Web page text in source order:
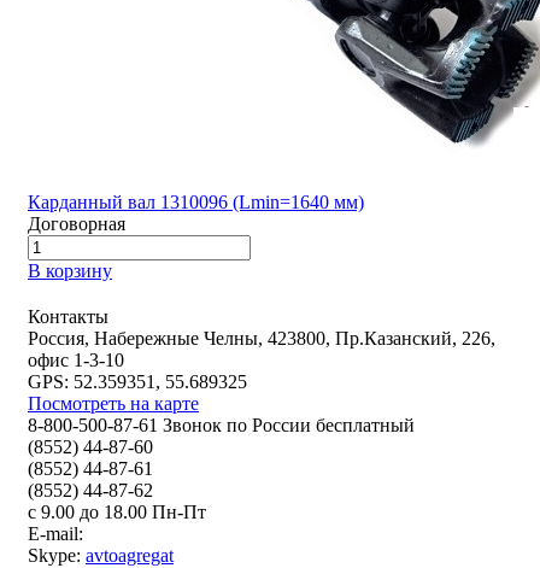
Карданный вал 1310096 (Lmin=1640 мм)
Договорная
В корзину
Контакты
Россия, Набережные Челны, 423800, Пр.Казанский, 226,
офис 1-3-10
GPS: 52.359351, 55.689325
Посмотреть на карте
8-800-500-87-61 Звонок по России бесплатный
(8552) 44-87-60
(8552) 44-87-61
(8552) 44-87-62
с 9.00 до 18.00 Пн-Пт
E-mail:
Skype: avtoagregat